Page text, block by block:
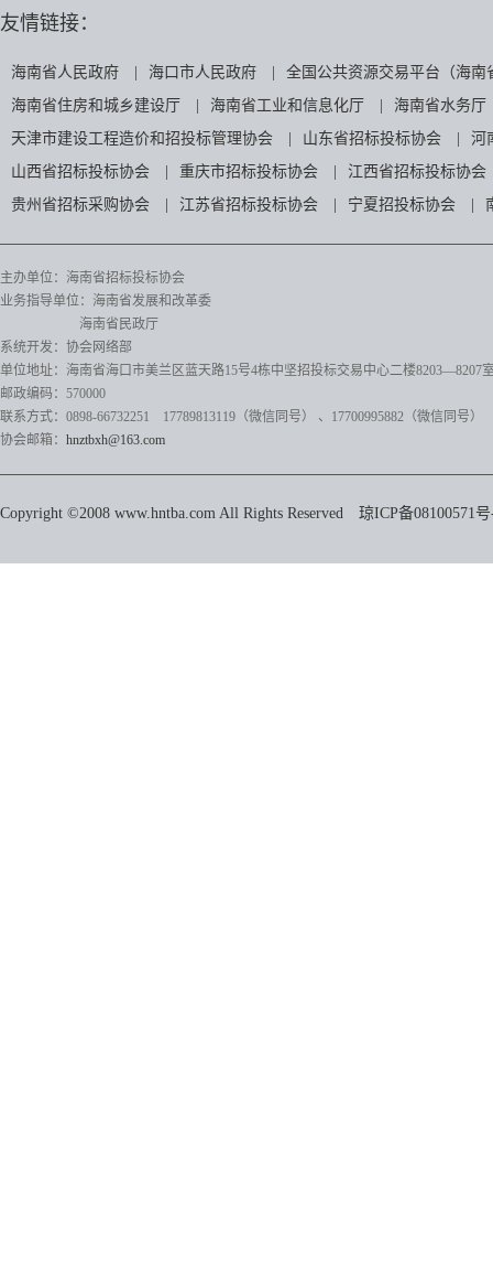
友情链接：
海南省人民政府 海口市人民政府
全国公共资源交易平台（海南
海南省住房和城乡建设厅
海南省工业和信息化厅
海南省水务厅
天津市建设工程造价和招投标管理协会
山东省招标投标协会
河
山西省招标投标协会
重庆市招标投标协会
江西省招标投标协会
贵州省招标采购协会
江苏省招标投标协会 宁夏招投标协会
主办单位：海南省招标投标协会
业务指导单位：海南省发展和改革委
海南省民政厅
系统开发：协会网络部
单位地址：海南省海口市美兰区蓝天路15号4栋中坚招投标交易中心二楼8203—8207
邮政编码：570000
联系方式：0898-66732251 17789813119（微信同号）
、17700995882 （微信同号）
协会邮箱： hnztbxh@163.com
Copyright ©2008 www.hntba.com All Rights Reserved 琼ICP备08100571